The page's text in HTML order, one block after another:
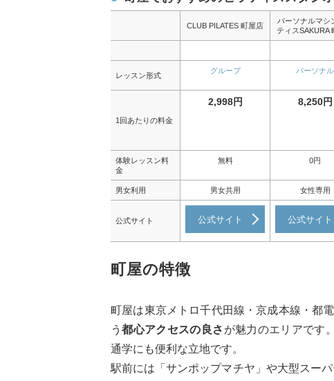
CLUB PILATES 町屋店
パーソナルマシ
ティスSAKURA
レッスン形式
グループ パーソナル
1回あたりの料金
2,998円 8,250円
体験レッスン料
金
無料 0円
男女利用 男女共用 女性専用
公式サイト 公式サイト 公式サイト
町屋の特徴
町屋は東京メトロ千代田線・京成本線・都
う都心アクセスの良さ が魅力のエリアです
通学にも便利な立地です。
駅前には「サンポップマチヤ」や大型スー